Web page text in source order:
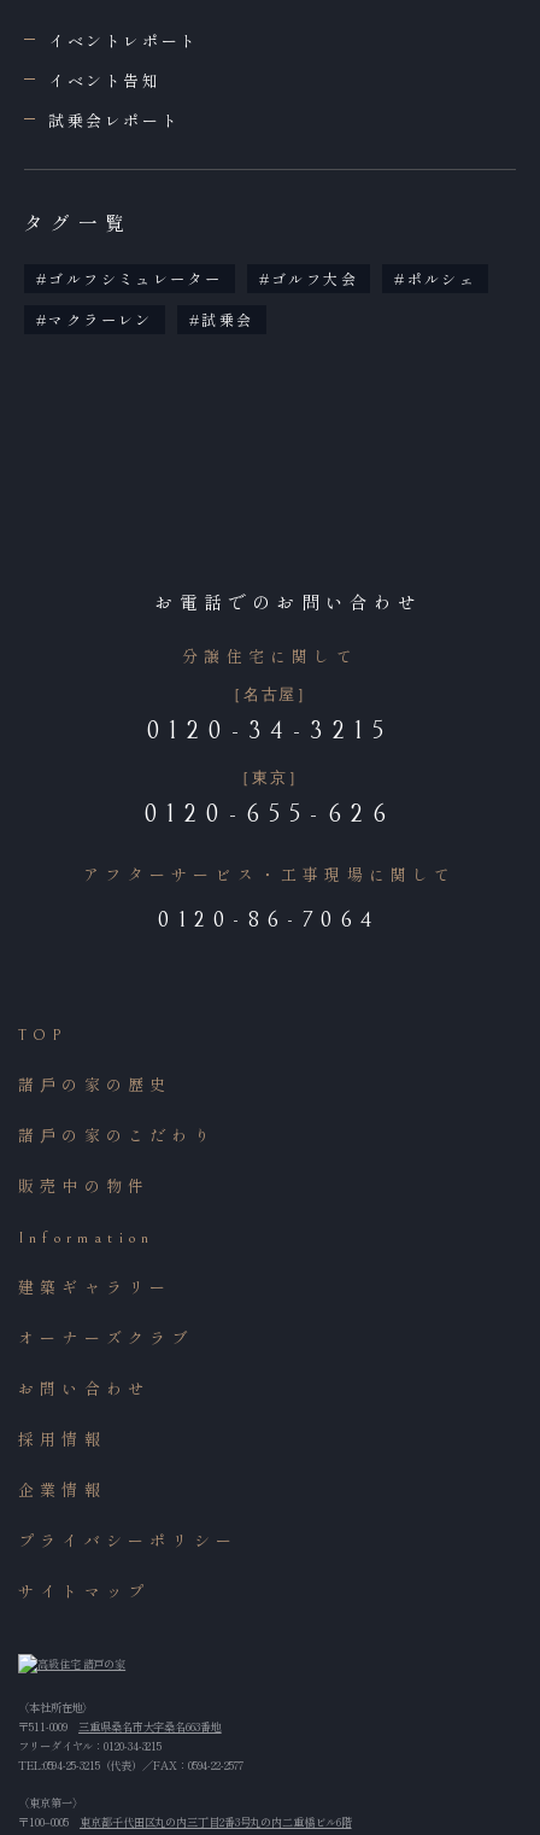
イベントレポート
イベント告知
試乗会レポート
タグ一覧
ゴルフシミュレーター ゴルフ大会
ポルシェ
マクラーレン
試乗会
お電話でのお問い合わせ
分譲住宅に関して
［名古屋］
0120-34-3215
［東京］
0120-655-626
アフターサービス・工事現場に関して
0120-86-7064
〈本社所在地〉
〒511-0009三重県桑名市大字桑名663番地
フリーダイヤル：0120-34-3215
TEL:0594-25-3215（代表）／FAX：0594-22-2577
〈東京第一〉
〒100‒0005 東京都千代田区丸の内三丁目2番3号丸の内二重橋ビル6階
TOP
諸⼾の家の歴史
諸⼾の家のこだわり
販売中の物件
Information
建築ギャラリー
オーナーズクラブ
お問い合わせ
採用情報
企業情報
プライバシーポリシー
サイトマップ